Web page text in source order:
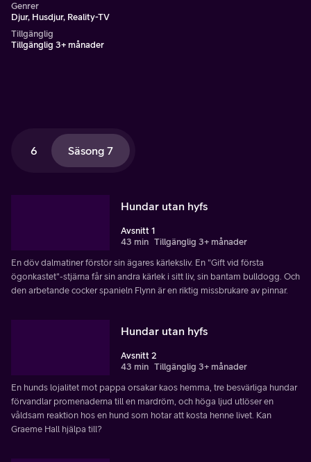
Genrer
Djur, Husdjur, Reality-TV
Tillgänglig
Tillgänglig 3+ månader
6 Säsong 7
Hundar utan hyfs
Avsnitt 1
43 min Tillgänglig 3+ månader
En döv dalmatiner förstör sin ägares kärleksliv. En "Gift vid första
ögonkastet"-stjärna får sin andra kärlek i sitt liv, sin bantam bulldogg. Och
den arbetande cocker spanieln Flynn är en riktig missbrukare av pinnar.
Hundar utan hyfs
Avsnitt 2
43 min Tillgänglig 3+ månader
En hunds lojalitet mot pappa orsakar kaos hemma, tre besvärliga hundar
förvandlar promenaderna till en mardröm, och höga ljud utlöser en
våldsam reaktion hos en hund som hotar att kosta henne livet. Kan
Graeme Hall hjälpa till?